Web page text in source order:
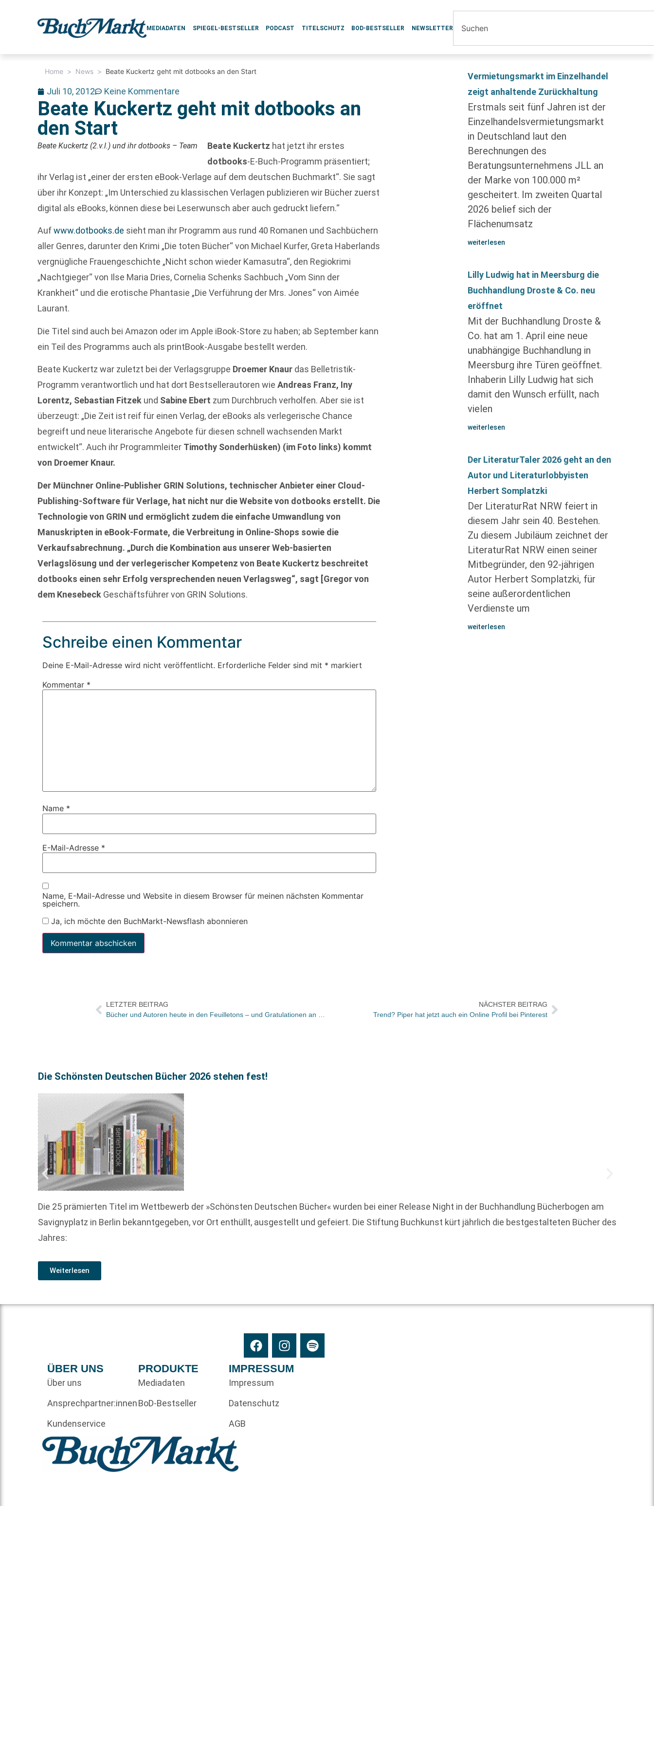
MEDIADATEN SPIEGEL-BESTSELLER PODCAST TITELSCHUTZ BOD-BESTSELLER NEWSLETTER
Home > News > Beate Kuckertz geht mit dotbooks an den Start
Juli 10, 2012 Keine Kommentare
Beate Kuckertz geht mit dotbooks an
den Start
Beate Kuckertz (2.v.l.) und ihr dotbooks – Team Beate Kuckertz hat jetzt ihr erstes
dotbooks-E-Buch-Programm präsentiert;
ihr Verlag ist „einer der ersten eBook-Verlage auf dem deutschen Buchmarkt“. Sie sagt
über ihr Konzept: „Im Unterschied zu klassischen Verlagen publizieren wir Bücher zuerst
digital als eBooks, können diese bei Leserwunsch aber auch gedruckt liefern.“
Aufwww.dotbooks.de sieht man ihr Programm aus rund 40 Romanen und Sachbüchern
aller Genres, darunter den Krimi „Die toten Bücher“ von Michael Kurfer, Greta Haberlands
vergnügliche Frauengeschichte „Nicht schon wieder Kamasutra“, den Regiokrimi
„Nachtgieger“ von Ilse Maria Dries, Cornelia Schenks Sachbuch „Vom Sinn der
Krankheit“ und die erotische Phantasie „Die Verführung der Mrs. Jones“ von Aimée
Laurant.
Die Titel sind auch bei Amazon oder im Apple iBook-Store zu haben; ab September kann
ein Teil des Programms auch als printBook-Ausgabe bestellt werden.
Beate Kuckertz war zuletzt bei der Verlagsgruppe Droemer Knaur das Belletristik-
Programm verantwortlich und hat dort Bestsellerautoren wieAndreas Franz, Iny
Lorentz, Sebastian Fitzek und Sabine Ebert zum Durchbruch verholfen. Aber sie ist
überzeugt: „Die Zeit ist reif für einen Verlag, der eBooks als verlegerische Chance
begreift und neue literarische Angebote für diesen schnell wachsenden Markt
entwickelt“. Auch ihr Programmleiter Timothy Sonderhüsken) (im Foto links) kommt
von Droemer Knaur.
Der Münchner Online-Publisher GRIN Solutions, technischer Anbieter einer Cloud-
Publishing-Software für Verlage, hat nicht nur die Website von dotbooks erstellt. Die
Technologie von GRIN und ermöglicht zudem die einfache Umwandlung von
Manuskripten in eBook-Formate, die Verbreitung in Online-Shops sowie die
Verkaufsabrechnung. „Durch die Kombination aus unserer Web-basierten
Verlagslösung und der verlegerischer Kompetenz von Beate Kuckertz beschreitet
dotbooks einen sehr Erfolg versprechenden neuen Verlagsweg“, sagt [Gregor von
dem Knesebeck Geschäftsführer von GRIN Solutions.
Schreibe einen Kommentar
Deine E-Mail-Adresse wird nicht veröffentlicht. Erforderliche Felder sind mit * markiert
Kommentar *
Name *
E-Mail-Adresse *
Name, E-Mail-Adresse und Website in diesem Browser für meinen nächsten Kommentar
speichern.
Ja, ich möchte den BuchMarkt-Newsflash abonnieren
Vermietungsmarkt im Einzelhandel
zeigt anhaltende Zurückhaltung
Erstmals seit fünf Jahren ist der
Einzelhandelsvermietungsmarkt
in Deutschland laut den
Berechnungen des
Beratungsunternehmens JLL an
der Marke von 100.000 m²
gescheitert. Im zweiten Quartal
2026 belief sich der
Flächenumsatz
weiterlesen
Lilly Ludwig hat in Meersburg die
Buchhandlung Droste & Co. neu
eröffnet
Mit der Buchhandlung Droste &
Co. hat am 1. April eine neue
unabhängige Buchhandlung in
Meersburg ihre Türen geöffnet.
Inhaberin Lilly Ludwig hat sich
damit den Wunsch erfüllt, nach
vielen
weiterlesen
Der LiteraturTaler 2026 geht an den
Autor und Literaturlobbyisten
Herbert Somplatzki
Der LiteraturRat NRW feiert in
diesem Jahr sein 40. Bestehen.
Zu diesem Jubiläum zeichnet der
LiteraturRat NRW einen seiner
Mitbegründer, den 92-jährigen
Autor Herbert Somplatzki, für
seine außerordentlichen
Verdienste um
weiterlesen
LETZTER BEITRAG
NÄCHSTER BEITRAG
Trend? Piper hat jetzt auch ein Online Profil bei Pinterest
Die Schönsten Deutschen Bücher 2026 stehen fest!
Die 25 prämierten Titel im Wettbewerb der »Schönsten Deutschen Bücher« wurden bei einer Release Night in der Buchhandlung Bücherbogen am
Savignyplatz in Berlin bekanntgegeben, vor Ort enthüllt, ausgestellt und gefeiert. Die Stiftung Buchkunst kürt jährlich die bestgestalteten Bücher des
Jahres:
Weiterlesen
ÜBER UNS
Über uns
Ansprechpartner:innen
Kundenservice
PRODUKTE
Mediadaten
BoD-Bestseller
IMPRESSUM
Impressum
Datenschutz
AGB